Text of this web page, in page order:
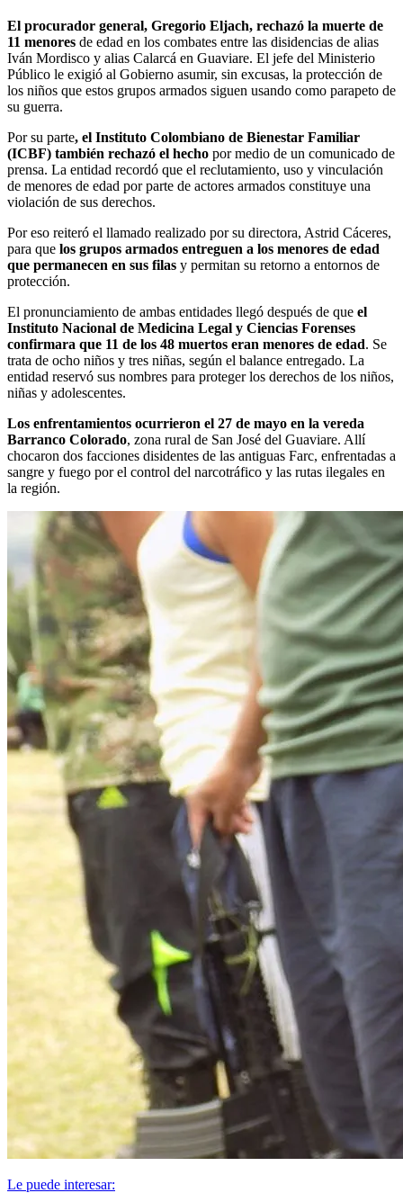
El procurador general, Gregorio Eljach, rechazó la muerte de
11 menores de edad en los combates entre las disidencias de alias
Iván Mordisco y alias Calarcá en Guaviare. El jefe del Ministerio
Público le exigió al Gobierno asumir, sin excusas, la protección de
los niños que estos grupos armados siguen usando como parapeto de
su guerra.
Por su parte, el Instituto Colombiano de Bienestar Familiar
(ICBF) también rechazó el hecho por medio de un comunicado de
prensa. La entidad recordó que el reclutamiento, uso y vinculación
de menores de edad por parte de actores armados constituye una
violación de sus derechos.
Por eso reiteró el llamado realizado por su directora, Astrid Cáceres,
para que los grupos armados entreguen a los menores de edad
que permanecen en sus filas y permitan su retorno a entornos de
protección.
El pronunciamiento de ambas entidades llegó después de que el
Instituto Nacional de Medicina Legal y Ciencias Forenses
confirmara que 11 de los 48 muertos eran menores de edad. Se
trata de ocho niños y tres niñas, según el balance entregado. La
entidad reservó sus nombres para proteger los derechos de los niños,
niñas y adolescentes.
Los enfrentamientos ocurrieron el 27 de mayo en la vereda
Barranco Colorado, zona rural de San José del Guaviare. Allí
chocaron dos facciones disidentes de las antiguas Farc, enfrentadas a
sangre y fuego por el control del narcotráfico y las rutas ilegales en
la región.
Le puede interesar: